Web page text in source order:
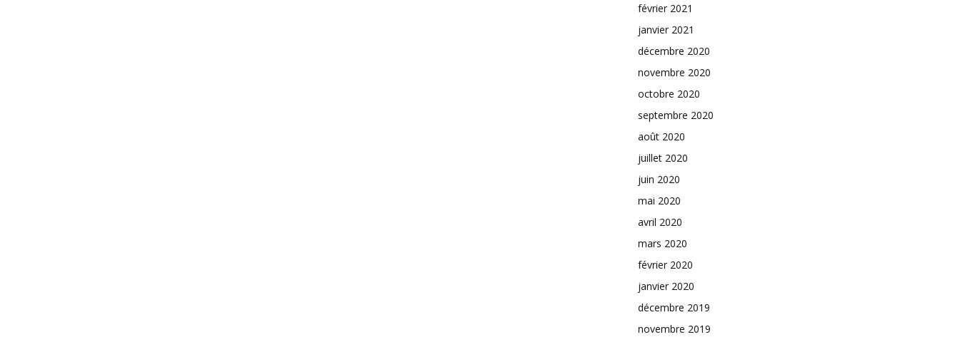
février 2021
janvier 2021
décembre 2020
novembre 2020
octobre 2020
septembre 2020
août 2020
juillet 2020
juin 2020
mai 2020
avril 2020
mars 2020
février 2020
janvier 2020
décembre 2019
novembre 2019